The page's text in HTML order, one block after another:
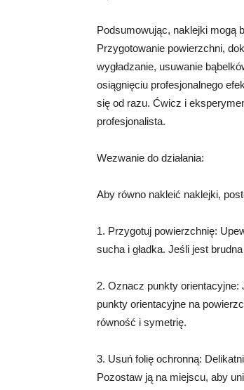
Podsumowując, naklejki mogą
Przygotowanie powierzchni,
wygładzanie, usuwanie
osiągnięciu profesjonalnego
się od razu. Ćwicz i
profesjonalista.
Wezwanie do działania:
Aby równo nakleić naklejki,
1. Przygotuj powierzchnię:
sucha i gładka. Jeśli jest
2. Oznacz punkty
punkty orientacyjne na
równość i symetrię.
3. Usuń folię ochronną:
Pozostaw ją na miejscu, aby